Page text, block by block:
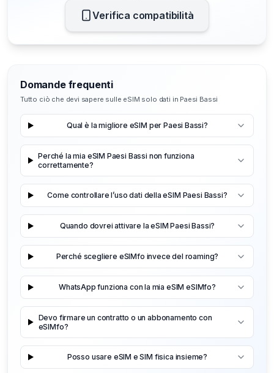
Verifica compatibilità
Domande frequenti
Tutto ciò che devi sapere sulle eSIM solo dati in Paesi Bassi
Qual è la migliore eSIM per Paesi Bassi?
Perché la mia eSIM Paesi Bassi non funziona
correttamente?
Come controllare l’uso dati della eSIM Paesi Bassi?
Quando dovrei attivare la eSIM Paesi Bassi?
Perché scegliere eSIMfo invece del roaming?
WhatsApp funziona con la mia eSIM eSIMfo?
Devo firmare un contratto o un abbonamento con
eSIMfo?
Posso usare eSIM e SIM fisica insieme?